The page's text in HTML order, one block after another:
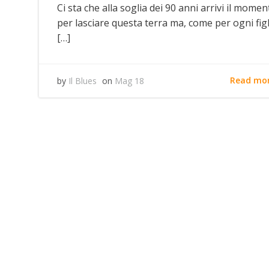
Ci sta che alla soglia dei 90 anni arrivi il
per lasciare questa terra ma, come per ogni
[…]
by Il Blues on Mag 18 Read